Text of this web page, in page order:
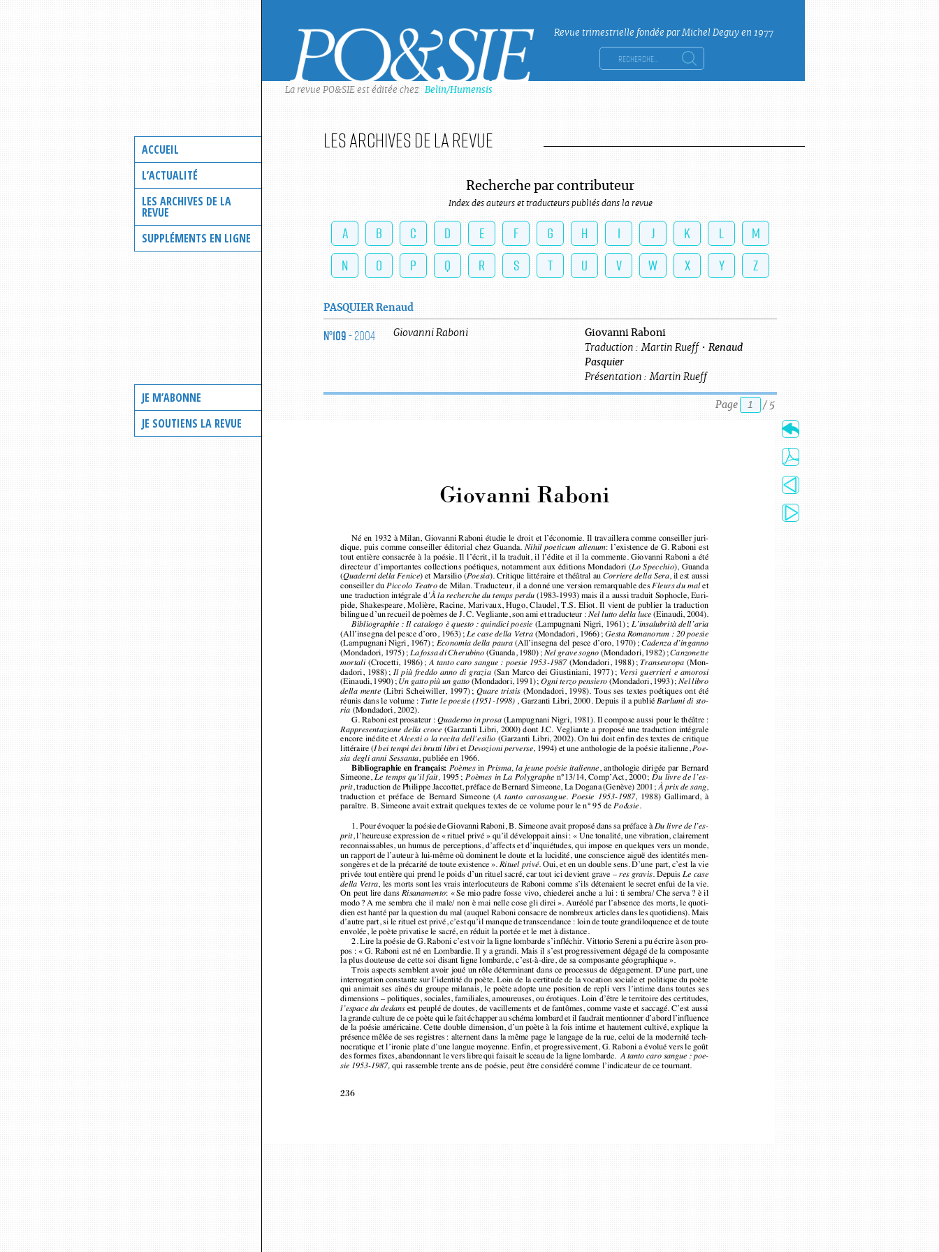
ACCUEIL
L’ACTUALITÉ
LES ARCHIVES DE LA
REVUE
SUPPLÉMENTS EN LIGNE
JE M’ABONNE
JE SOUTIENS LA REVUE
Revue trimestrielle fondée par Michel Deguy en 1977
Rechercher :
La revue PO&SIE est éditée chez Belin/Humensis
Les archives de la revue
Recherche par contributeur
Index des auteurs et traducteurs publiés dans la revue
A B C D E F G H I J K L
M
N
O P Q R S T U V W X Y Z
PASQUIER Renaud
N°109- 2004 Giovanni Raboni
Giovanni Raboni
Traduction : Martin Rueff • Renaud
Pasquier
Présentation : Martin Rueff
Page / 5
Giovanni Raboni
Nihil poeticum alienum
tout entière consacrée à la poésie. Il l’écrit, il la traduit, il l’édite et il la commente. Giovanni Raboni a été
directeur d’importantes collections poétiques, notamment aux éditions Mondadori (Lo Specchio), Guanda
(Quaderni della Fenice) et Marsilio (Poesia). Critique littéraire et théâtral au Corriere della Sera, il est aussi
conseiller du Piccolo Teatrode Milan. Traducteur, il a donné une version remarquable des Fleurs du malet
une traduction intégrale d’À la recherche du temps perdu(1983-1993) mais il a aussi traduit Sophocle, Euri-
pide, Shakespeare, Molière, Racine, Marivaux, Hugo, Claudel, T.S. Eliot. Il vient de publier la traduction
bilingue d’un recueil de poèmes de J. C. Vegliante, son ami et traducteur : Nel lutto della luce (Einaudi, 2004)
Bibliographie : Il catalogo è questo : quindici poesie(Lampugnani Nigri, 1961); L’insalubrità dell’aria
(All’insegna del pesce d’oro, 1963); Le case della Vetra(Mondadori, 1966); Gesta Romanorum : 20 poesie
(Lampugnani Nigri, 1967); Economia della paura(All’insegna del pesce d’oro, 1970); Cadenza d’inganno
(Mondadori, 1975); La fossa di Cherubino (Guanda, 1980); Nel grave sogno (Mondadori, 1982); Canzonette
mortali (Crocetti, 1986); A tanto caro sangue : poesie 1953-1987(Mondadori, 1988); Transeuropa(Mon-
dadori, 1988); Il più freddo anno di grazia(San Marco dei Giustiniani, 1977); Versi guerrieri e amorosi
(Einaudi, 1990); Un gatto più un gatto(Mondadori, 1991); Ogni terzo pensiero(Mondadori, 1993); Nel libro
della mente (Libri Scheiwiller, 1997); Quare tristis(Mondadori, 1998). Tous ses textes poétiques ont été
réunis dans le volume : Tutte le poesie (1951-1998), Garzanti Libri, 2000. Depuis il a publié Barlumi di sto-
ria(Mondadori, 2002).
G. Raboni est prosateur : Quaderno in prosa(Lampugnani Nigri, 1981). Il compose aussi pour le théâtre :
Rappresentazione della croce
(Garzanti Libri, 2000) dont J.C. Vegliante a proposé une traduction intégrale
encore inédite et Alcesti o la recita dell’esilio(Garzanti Libri, 2002). On lui doit enfin des textes de critique
littéraire (I bei tempi dei brutti libriet Devozioni perverse, 1994) et une anthologie de la poésie italienne, Poe-
sia degli anni Sessanta, publiée en 1966.
Bibliographie en français: Poèmesin Prisma, la jeune poésie italienne, anthologie dirigée par Bernard
Simeone, Le temps qu’il fait, 1995; Poèmes in La Polygraphe
Du livre de l’es-
prit, traduction de Philippe Jaccottet, préface de Bernard Simeone, La Dogana (Genève) 2001; À prix de sang,
traduction et préface de Bernard Simeone (A tanto carosangue. Poesie 1953-1987, 1988) Gallimard, à
paraître. B. Simeone avait extrait quelques textes de ce volume pour le n° 95 de Po&sie.
1. Pour évoquer la poésie de Giovanni Raboni, B. Simeone avait proposé dans sa préface à
prit , l’heureuse expression de « rituel privé » qu’il développait ainsi : « Une tonalité, une vibration, clairement
reconnaissables, un humus de perceptions, d’affects et d’inquiétudes, qui impose en quelques vers un monde,
un rapport de l’auteur à lui-même où dominent le doute et la lucidité, une conscience aiguë des identités men-
songères et de la précarité de toute existence ». Rituel privé. Oui, et en un double sens. D’une part, c’est la vie
privée tout entière qui prend le poids d’un rituel sacré, car tout ici devient grave – res gravis. Depuis Le case
della Vetra, les morts sont les vrais interlocuteurs de Raboni comme s’ils détenaient le secret enfui de la vie.
On peut lire dans Risanamento: « Se mio padre fosse vivo, chiederei anche a lui : ti sembra/ Che serva? è il
modo? A me sembra che il male/ non è mai nelle cose gli direi ». Auréolé par l’absence des morts, le quoti-
dien est hanté par la question du mal (auquel Raboni consacre de nombreux articles dans les quotidiens). Mais
d’autre part, si le rituel est privé, c’est qu’il manque de transcendance : loin de toute grandiloquence et de toute
envolée, le poète privatise le sacré, en réduit la portée et le met à distance.
2. Lire la poésie de G. Raboni c’est voir la ligne lombarde s’infléchir. Vittorio Sereni a pu écrire à son pro-
pos : « G. Raboni est né en Lombardie. Il y a grandi. Mais il s’est progressivement dégagé de la composante
la plus douteuse de cette soi disant ligne lombarde, c’est-à-dire, de sa composante géographique ».
Trois aspects semblent avoir joué un rôle déterminant dans ce processus de dégagement. D’une part, une
interrogation constante sur l’identité du poète. Loin de la certitude de la vocation sociale et politique du poète
qui animait ses aînés du groupe milanais, le poète adopte une position de repli vers l’intime dans toutes ses
dimensions – politiques, sociales, familiales, amoureuses, ou érotiques. Loin d’être le territoire des certitudes,
l’espace du dedansest peuplé de doutes, de vacillements et de fantômes, comme vaste et saccagé. C’est aussi
la grande culture de ce poète qui le fait échapper au schéma lombard et il faudrait mentionner d’abord l’influence
de la poésie américaine. Cette double dimension, d’un poète à la fois intime et hautement cultivé, explique la
présence mêlée de ses registres : alternent dans la même page le langage de la rue, celui de la modernité tech-
nocratique et l’ironie plate d’une langue moyenne. Enfin, et progressivement, G. Raboni a évolué vers le goût
des formes fixes, abandonnant le vers libre qui faisait le sceau de la ligne lombarde. A tanto caro sangue : poe-
sie 1953-1987, qui rassemble trente ans de poésie, peut être considéré comme l’indicateur de ce tournant.
236